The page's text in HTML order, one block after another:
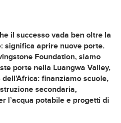
il successo vada ben oltre la
significa aprire nuove porte.
Foundation, siamo
porte nella Luangwa Valley,
finanziamo scuole,
secondaria,
l’acqua potabile e progetti di